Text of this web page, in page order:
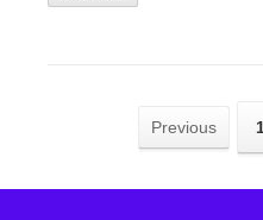
Previous